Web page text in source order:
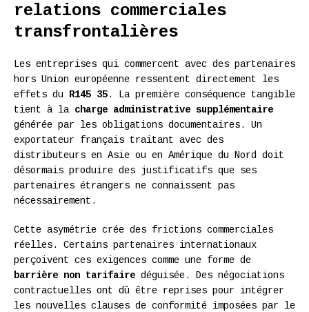
relations commerciales
transfrontalières
Les entreprises qui commercent avec des partenaires
hors Union européenne ressentent directement les
effets du
R145 35. La première conséquence tangible
tient à la charge administrative supplémentaire
générée par les obligations documentaires. Un
exportateur français traitant avec des
distributeurs en Asie ou en Amérique du Nord doit
désormais produire des justificatifs que ses
partenaires étrangers ne connaissent pas
nécessairement.
Cette asymétrie crée des frictions commerciales
réelles. Certains partenaires internationaux
perçoivent ces exigences comme une forme de
barrière non tarifaire déguisée. Des négociations
contractuelles ont dû être reprises pour intégrer
les nouvelles clauses de conformité imposées par le